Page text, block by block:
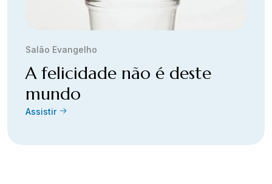
Salão Evangelho
A felicidade não é deste
mundo
Assistir